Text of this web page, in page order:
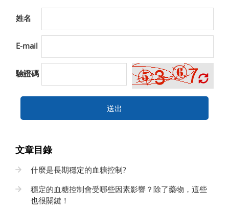
姓名
E-mail
驗證碼
送出
文章目錄
什麼是長期穩定的血糖控制?
穩定的血糖控制會受哪些因素影響？除了藥物，這些
也很關鍵！